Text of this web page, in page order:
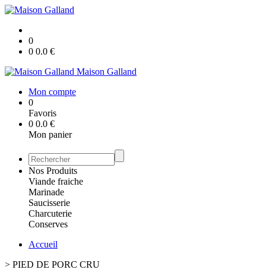
0
0 0.0 €
Maison Galland
Mon compte
0
Favoris
0 0.0 €
Mon panier
Nos Produits
Viande fraiche
Marinade
Saucisserie
Charcuterie
Conserves
Accueil
> PIED DE PORC CRU